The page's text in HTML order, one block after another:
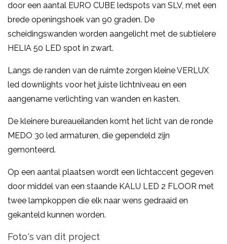
door een aantal EURO CUBE ledspots van SLV, met een
brede openingshoek van 90 graden. De
scheidingswanden worden aangelicht met de subtielere
HELIA 50 LED spot in zwart.
Langs de randen van de ruimte zorgen kleine VERLUX
led downlights voor het juiste lichtniveau en een
aangename verlichting van wanden en kasten.
De kleinere bureaueilanden komt het licht van de ronde
MEDO 30 led armaturen, die gependeld zijn
gemonteerd.
Op een aantal plaatsen wordt een lichtaccent gegeven
door middel van een staande KALU LED 2 FLOOR met
twee lampkoppen die elk naar wens gedraaid en
gekanteld kunnen worden.
Foto's van dit project